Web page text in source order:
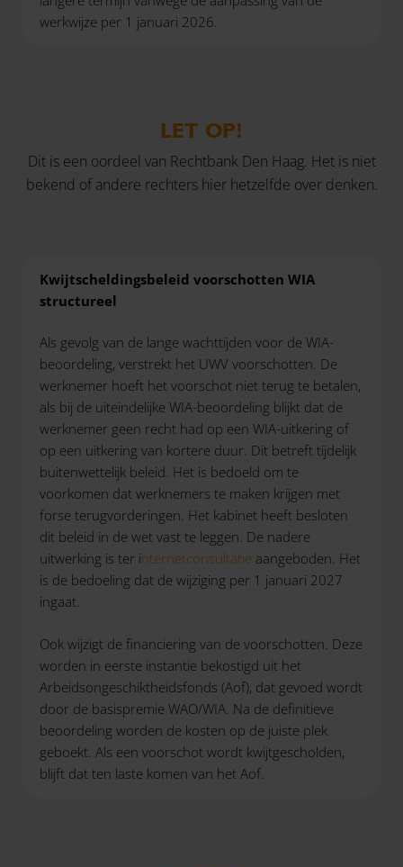
werkwijze per 1 januari 2026.
LET OP!
Dit is een oordeel van Rechtbank Den Haag. Het is niet
bekend of andere rechters hier hetzelfde over denken.
Kwijtscheldingsbeleid voorschotten WIA
structureel
Als gevolg van de lange wachttijden voor de WIA-
beoordeling, verstrekt het UWV voorschotten. De
werknemer hoeft het voorschot niet terug te betalen,
als bij de uiteindelijke WIA-beoordeling blijkt dat de
werknemer geen recht had op een WIA-uitkering of
op een uitkering van kortere duur. Dit betreft tijdelijk
buitenwettelijk beleid. Het is bedoeld om te
voorkomen dat werknemers te maken krijgen met
forse terugvorderingen. Het kabinet heeft besloten
dit beleid in de wet vast te leggen. De nadere
uitwerking is ter internetconsultatie aangeboden. Het
is de bedoeling dat de wijziging per 1 januari 2027
ingaat.
Ook wijzigt de financiering van de voorschotten. Deze
worden in eerste instantie bekostigd uit het
Arbeidsongeschiktheidsfonds (Aof), dat gevoed wordt
door de basispremie WAO/WIA. Na de definitieve
beoordeling worden de kosten op de juiste plek
geboekt. Als een voorschot wordt kwijtgescholden,
blijft dat ten laste komen van het Aof.